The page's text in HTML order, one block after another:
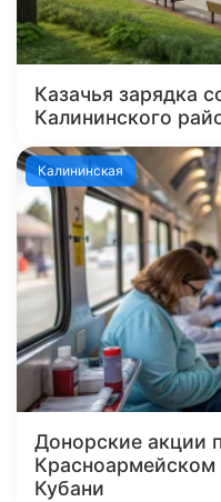
Казачья зарядка
Калининского
Калининская
Донорские акции
Красноармейском
Кубани